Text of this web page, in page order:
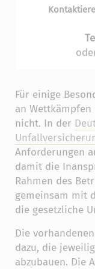
Für einige
an
nicht. In der
Anforderungen
damit die
Rahmen des
gemeinsam mit
die gesetzliche
Die
dazu, die
abzubauen. Die